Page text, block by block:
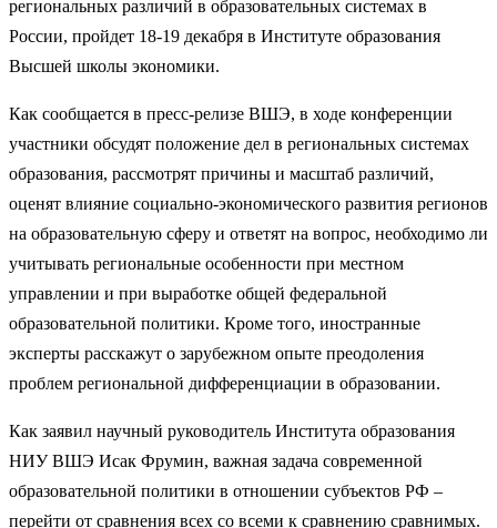
региональных различий в образовательных системах в
России, пройдет 18-19 декабря в Институте образования
Высшей школы экономики.
Как сообщается в пресс-релизе ВШЭ, в ходе конференции
участники обсудят положение дел в региональных системах
образования, рассмотрят причины и масштаб различий,
оценят влияние социально-экономического развития регионов
на образовательную сферу и ответят на вопрос, необходимо ли
учитывать региональные особенности при местном
управлении и при выработке общей федеральной
образовательной политики. Кроме того, иностранные
эксперты расскажут о зарубежном опыте преодоления
проблем региональной дифференциации в образовании.
Как заявил научный руководитель Института образования
НИУ ВШЭ Исак Фрумин, важная задача современной
образовательной политики в отношении субъектов РФ –
перейти от сравнения всех со всеми к сравнению сравнимых.